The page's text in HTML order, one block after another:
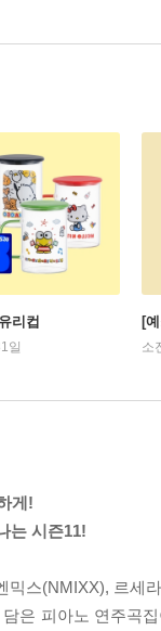
리컵
일
[
소
게!
는 시즌11!
믹스(NMIXX), 르세
은 피아노 연주곡